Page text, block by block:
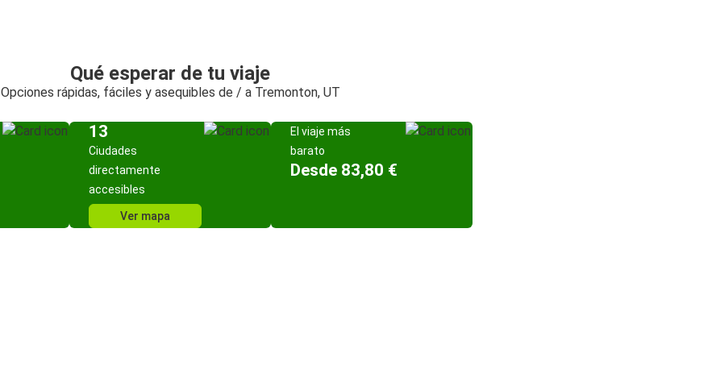
Qué esperar de tu viaje
Opciones rápidas, fáciles y asequibles de / a Tremonton, UT
13
Ciudades
directamente
accesibles
Ver mapa
El viaje más
barato
Desde 83,80 €